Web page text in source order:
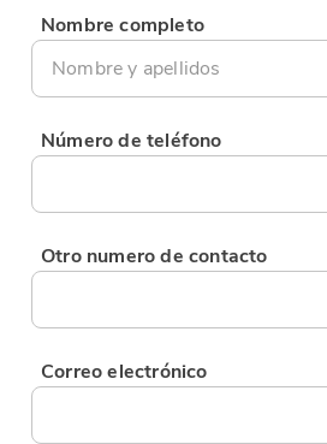
Nombre completo
Número de teléfono
Otro numero de contacto
Correo electrónico